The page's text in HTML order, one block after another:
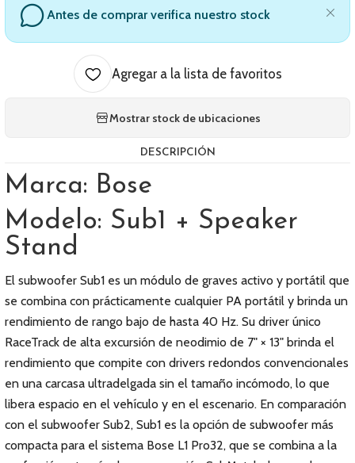
Antes de comprar verifica nuestro stock
Agregar a la lista de favoritos
Mostrar stock de ubicaciones
DESCRIPCIÓN
Marca: Bose
Modelo: Sub1 + Speaker
Stand
El subwoofer Sub1 es un módulo de graves activo y portátil que
se combina con prácticamente cualquier PA portátil y brinda un
rendimiento de rango bajo de hasta 40 Hz. Su driver único
RaceTrack de alta excursión de neodimio de 7" × 13" brinda el
rendimiento que compite con drivers redondos convencionales
en una carcasa ultradelgada sin el tamaño incómodo, lo que
libera espacio en el vehículo y en el escenario. En comparación
con el subwoofer Sub2, Sub1 es la opción de subwoofer más
compacta para el sistema Bose L1 Pro32, que se combina a la